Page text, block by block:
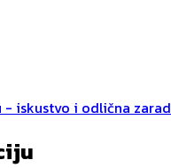
iskustvo i odlična